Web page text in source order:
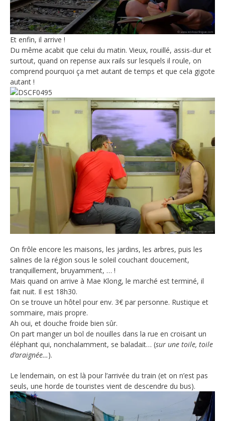
Et enfin, il arrive !
Du même acabit que celui du matin. Vieux, rouillé, assis-dur et
surtout, quand on repense aux rails sur lesquels il roule, on
comprend pourquoi ça met autant de temps et que cela gigote
autant !
On frôle encore les maisons, les jardins, les arbres, puis les
salines de la région sous le soleil couchant doucement,
tranquillement, bruyamment, … !
Mais quand on arrive à Mae Klong, le marché est terminé, il
fait nuit. Il est 18h30.
On se trouve un hôtel pour env. 3€ par personne. Rustique et
sommaire, mais propre.
Ah oui, et douche froide bien sûr.
On part manger un bol de nouilles dans la rue en croisant un
éléphant qui, nonchalamment, se baladait… (sur une toile, toile
d’araignée…).
Le lendemain, on est là pour l’arrivée du train (et on n’est pas
seuls, une horde de touristes vient de descendre du bus).